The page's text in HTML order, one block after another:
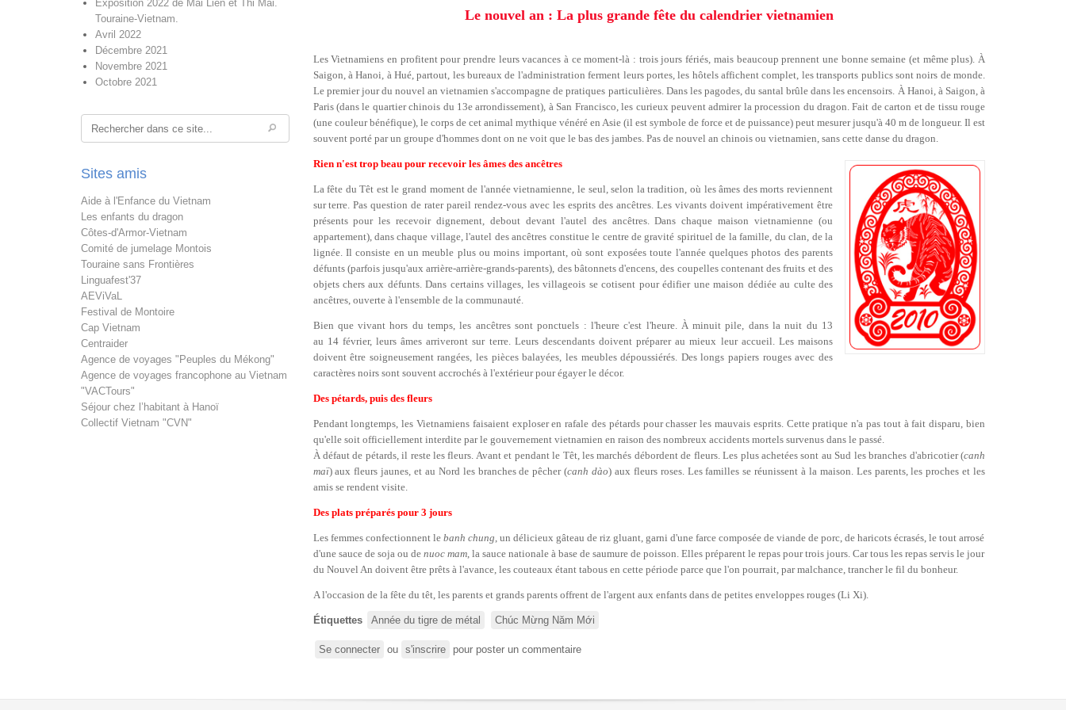
Exposition 2022 de Mai Lien et Thi Mai.
Touraine-Vietnam.
Avril 2022
Décembre 2021
Novembre 2021
Octobre 2021
Rechercher
Sites amis
Aide à l'Enfance du Vietnam
Les enfants du dragon
Côtes-d'Armor-Vietnam
Comité de jumelage Montois
Touraine sans Frontières
Linguafest'37
AEViVaL
Festival de Montoire
Cap Vietnam
Centraider
Agence de voyages "Peuples du Mékong"
Agence de voyages francophone au Vietnam
"VACTours"
Séjour chez l’habitant à Hanoï
Collectif Vietnam "CVN"
Le nouvel an : La plus grande fête du calendrier vietnamien
Les Vietnamiens en profitent pour prendre leurs vacances à ce moment-là : trois jours fériés, mais beaucoup prennent une bonne semaine (et même plus). À
Saigon, à Hanoi, à Hué, partout, les bureaux de l'administration ferment leurs portes, les hôtels affichent complet, les transports publics sont noirs de monde.
Le premier jour du nouvel an vietnamien s'accompagne de pratiques particulières. Dans les pagodes, du santal brûle dans les encensoirs. À Hanoi, à Saigon, à
Paris (dans le quartier chinois du 13e arrondissement), à San Francisco, les curieux peuvent admirer la procession du dragon. Fait de carton et de tissu rouge
(une couleur bénéfique), le corps de cet animal mythique vénéré en Asie (il est symbole de force et de puissance) peut mesurer jusqu'à 40 m de longueur. Il est
souvent porté par un groupe d'hommes dont on ne voit que le bas des jambes. Pas de nouvel an chinois ou vietnamien, sans cette danse du dragon.
Rien n'est trop beau pour recevoir les âmes des ancêtres
La fête du Têt est le grand moment de l'année vietnamienne, le seul, selon la tradition, où les âmes des morts reviennent
sur terre. Pas question de rater pareil rendez-vous avec les esprits des ancêtres. Les vivants doivent impérativement être
présents pour les recevoir dignement, debout devant l'autel des ancêtres. Dans chaque maison vietnamienne (ou
appartement), dans chaque village, l'autel des ancêtres constitue le centre de gravité spirituel de la famille, du clan, de la
lignée. Il consiste en un meuble plus ou moins important, où sont exposées toute l'année quelques photos des parents
défunts (parfois jusqu'aux arrière-arrière-grands-parents), des bâtonnets d'encens, des coupelles contenant des fruits et des
objets chers aux défunts. Dans certains villages, les villageois se cotisent pour édifier une maison dédiée au culte des
ancêtres, ouverte à l'ensemble de la communauté.
Bien que vivant hors du temps, les ancêtres sont ponctuels : l'heure c'est l'heure. À minuit pile, dans la nuit du 13
au 14 février, leurs âmes arriveront sur terre. Leurs descendants doivent préparer au mieux leur accueil. Les maisons
doivent être soigneusement rangées, les pièces balayées, les meubles dépoussiérés. Des longs papiers rouges avec des
caractères noirs sont souvent accrochés à l'extérieur pour égayer le décor.
Des pétards, puis des fleurs
Pendant longtemps, les Vietnamiens faisaient exploser en rafale des pétards pour chasser les mauvais esprits. Cette pratique n'a pas tout à fait disparu, bien
qu'elle soit officiellement interdite par le gouvernement vietnamien en raison des nombreux accidents mortels survenus dans le passé.
À défaut de pétards, il reste les fleurs. Avant et pendant le Têt, les marchés débordent de fleurs. Les plus achetées sont au Sud les branches d'abricotier (canh
maï) aux fleurs jaunes, et au Nord les branches de pêcher (canh dào) aux fleurs roses. Les familles se réunissent à la maison. Les parents, les proches et les
amis se rendent visite.
Des plats préparés pour 3 jours
Les femmes confectionnent le banh chung , un délicieux gâteau de riz gluant, garni d'une farce composée de viande de porc, de haricots écrasés, le tout arrosé
d'une sauce de soja ou de nuoc mam, la sauce nationale à base de saumure de poisson. Elles préparent le repas pour trois jours. Car tous les repas servis le jour
du Nouvel An doivent être prêts à l'avance, les couteaux étant tabous en cette période parce que l'on pourrait, par malchance, trancher le fil du bonheur.
A l'occasion de la fête du têt, les parents et grands parents offrent de l'argent aux enfants dans de petites enveloppes rouges (Li Xi).
Étiquettes Année du tigre de métal Chúc Mừng Năm Mới
Se connecter ou s'inscrire pour poster un commentaire